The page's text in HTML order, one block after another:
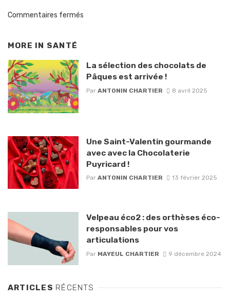
Commentaires fermés
MORE IN SANTÉ
La sélection des chocolats de
Pâques est arrivée !
Par ANTONIN CHARTIER 8 avril 2025
Une Saint-Valentin gourmande
avec avec la Chocolaterie
Puyricard !
Par ANTONIN CHARTIER 13 février 2025
Velpeau éco2 : des orthèses éco-
responsables pour vos
articulations
Par MAYEUL CHARTIER 9 décembre 2024
ARTICLES RÉCENTS